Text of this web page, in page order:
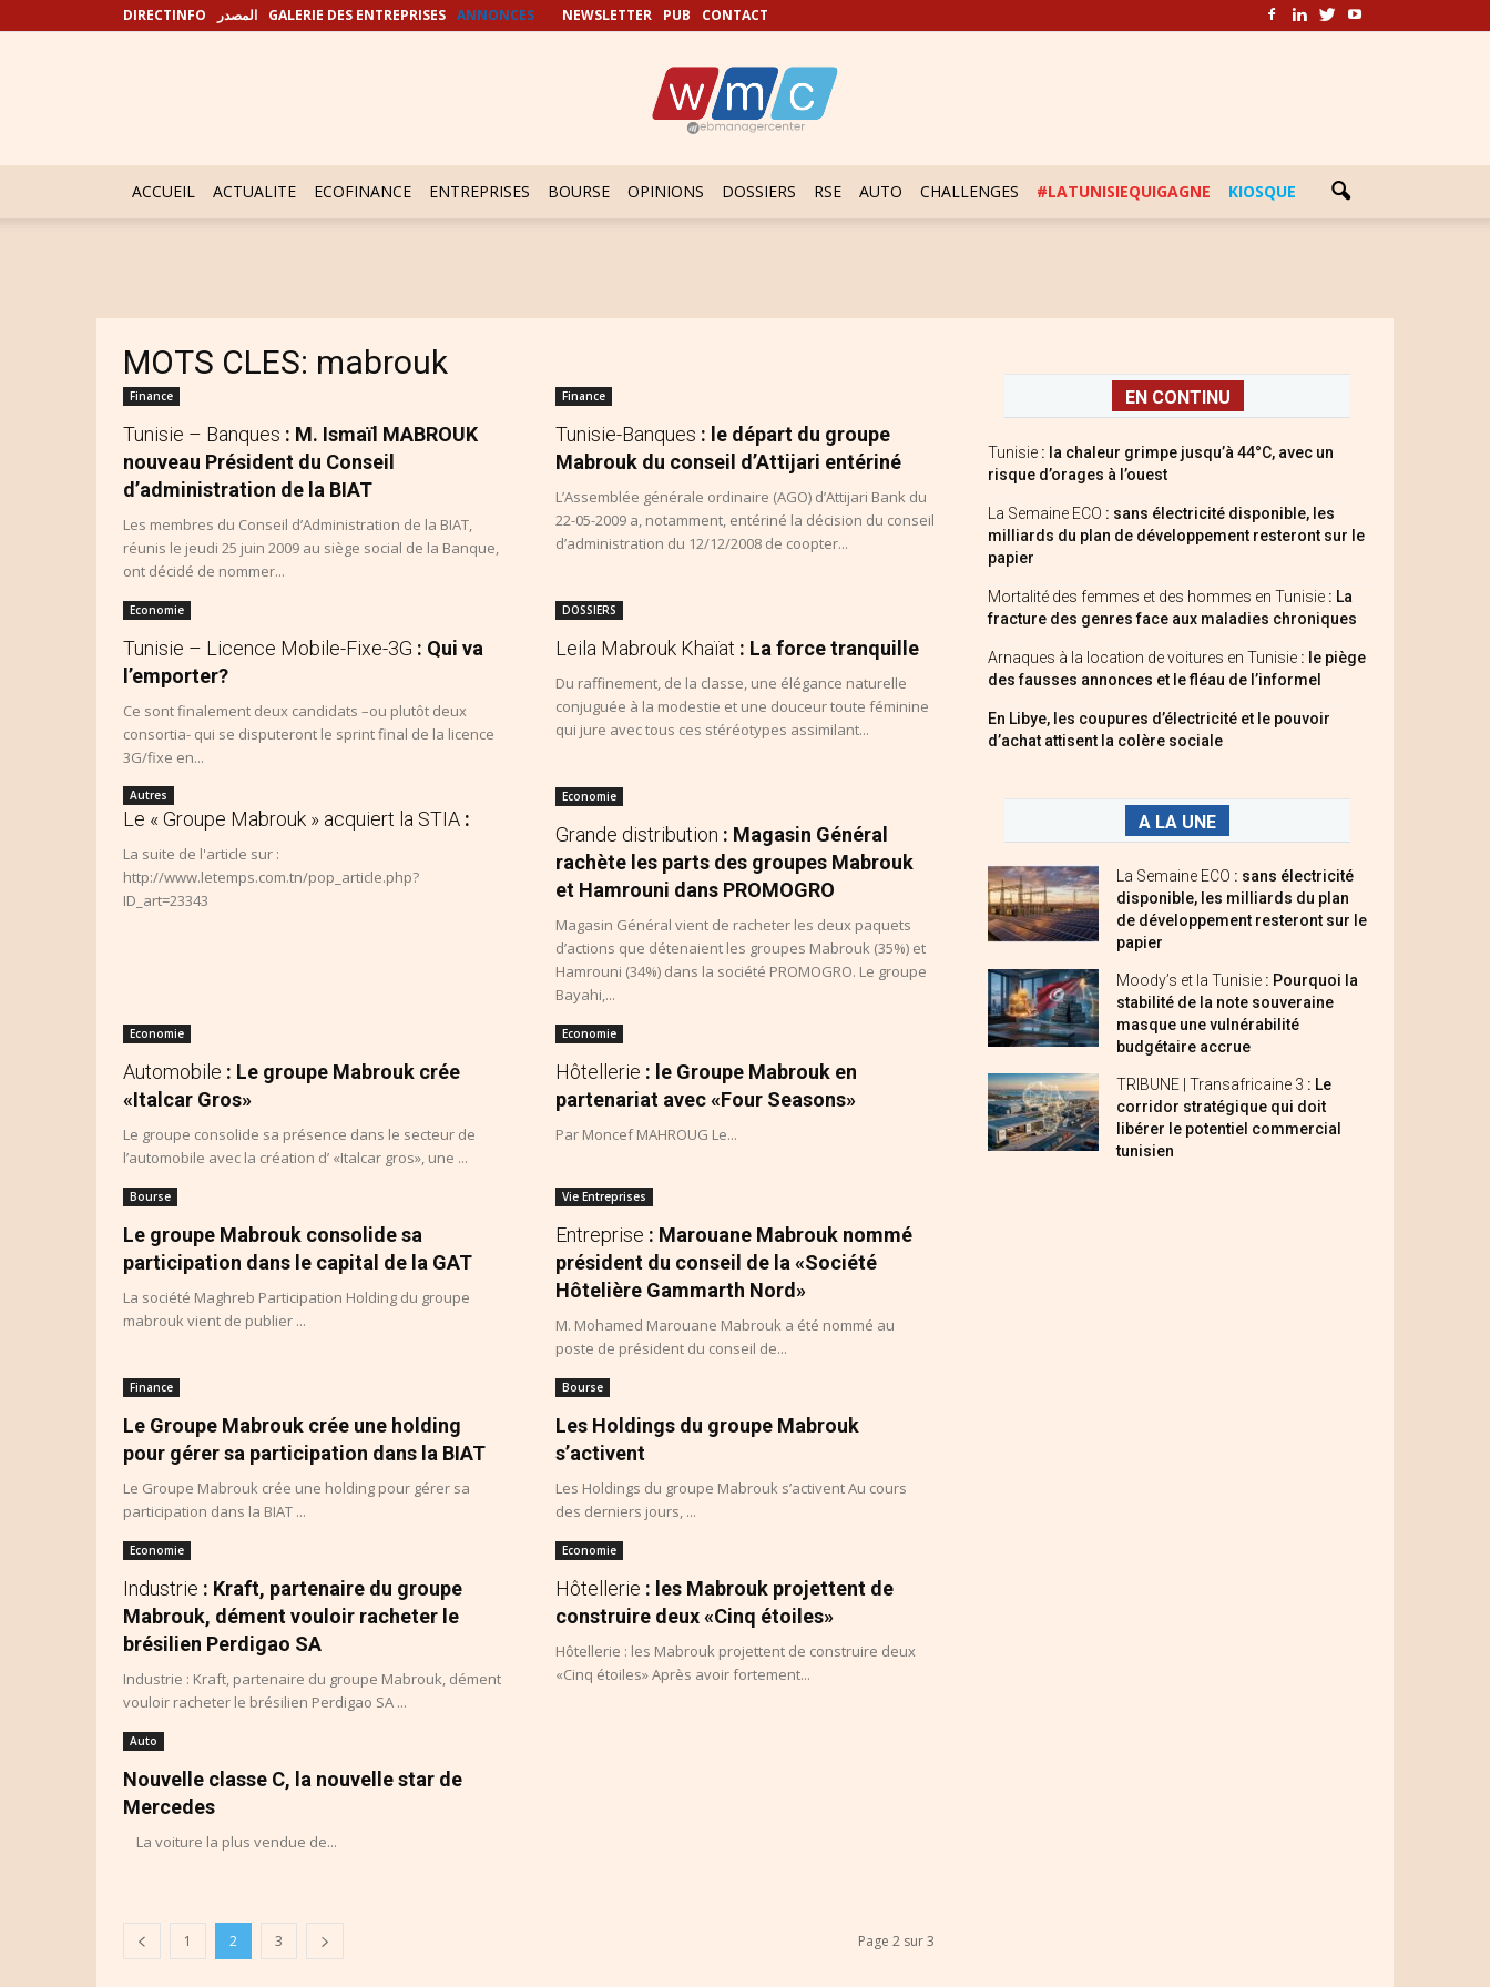
DIRECTINFO المصدر GALERIE DES ENTREPRISES ANNONCES NEWSLETTER PUB CONTACT
ACCUEIL ACTUALITE ECOFINANCE ENTREPRISES BOURSE OPINIONS DOSSIERS RSE AUTO CHALLENGES #LATUNISIEQUIGAGNE KIOSQUE
MOTS CLES: mabrouk
Finance
Tunisie – Banques : M. Ismaïl MABROUK
nouveau Président du Conseil
d’administration de la BIAT
Les membres du Conseil d’Administration de la BIAT,
réunis le jeudi 25 juin 2009 au siège social de la Banque,
ont décidé de nommer...
Finance
Tunisie-Banques : le départ du groupe
Mabrouk du conseil d’Attijari entériné
L’Assemblée générale ordinaire (AGO) d’Attijari Bank du
22-05-2009 a, notamment, entériné la décision du conseil
d’administration du 12/12/2008 de coopter...
Economie
Tunisie – Licence Mobile-Fixe-3G : Qui va
l’emporter?
Ce sont finalement deux candidats –ou plutôt deux
consortia- qui se disputeront le sprint final de la licence
3G/fixe en...
DOSSIERS
Leila Mabrouk Khaïat : La force tranquille
Du raffinement, de la classe, une élégance naturelle
conjuguée à la modestie et une douceur toute féminine
qui jure avec tous ces stéréotypes assimilant...
Autres
Le « Groupe Mabrouk » acquiert la STIA :
La suite de l'article sur :
http://www.letemps.com.tn/pop_article.php?
ID_art=23343
Economie
Grande distribution : Magasin Général
rachète les parts des groupes Mabrouk
et Hamrouni dans PROMOGRO
Magasin Général vient de racheter les deux paquets
d’actions que détenaient les groupes Mabrouk (35%) et
Hamrouni (34%) dans la société PROMOGRO. Le groupe
Bayahi,...
Economie
Automobile : Le groupe Mabrouk crée
«Italcar Gros»
Le groupe consolide sa présence dans le secteur de
l’automobile avec la création d’ «Italcar gros», une ...
Economie
Hôtellerie : le Groupe Mabrouk en
partenariat avec «Four Seasons»
Par Moncef MAHROUG Le...
Bourse
Le groupe Mabrouk consolide sa
participation dans le capital de la GAT
La société Maghreb Participation Holding du groupe
mabrouk vient de publier ...
Vie Entreprises
Entreprise : Marouane Mabrouk nommé
président du conseil de la «Société
Hôtelière Gammarth Nord»
M. Mohamed Marouane Mabrouk a été nommé au
poste de président du conseil de...
Finance
Le Groupe Mabrouk crée une holding
pour gérer sa participation dans la BIAT
Le Groupe Mabrouk crée une holding pour gérer sa
participation dans la BIAT ...
Bourse
Les Holdings du groupe Mabrouk
s’activent
Les Holdings du groupe Mabrouk s’activent Au cours
des derniers jours, ...
Economie
Industrie : Kraft, partenaire du groupe
Mabrouk, dément vouloir racheter le
brésilien Perdigao SA
Industrie : Kraft, partenaire du groupe Mabrouk, dément
vouloir racheter le brésilien Perdigao SA ...
Economie
Hôtellerie : les Mabrouk projettent de
construire deux «Cinq étoiles»
Hôtellerie : les Mabrouk projettent de construire deux
«Cinq étoiles» Après avoir fortement...
Auto
Nouvelle classe C, la nouvelle star de
Mercedes
La voiture la plus vendue de...
1 2 3 Page 2 sur 3
EN CONTINU
Tunisie : la chaleur grimpe jusqu’à 44°C, avec un
risque d’orages à l’ouest
La Semaine ECO : sans électricité disponible, les
milliards du plan de développement resteront sur le
papier
Mortalité des femmes et des hommes en Tunisie : La
fracture des genres face aux maladies chroniques
Arnaques à la location de voitures en Tunisie : le piège
des fausses annonces et le fléau de l’informel
En Libye, les coupures d’électricité et le pouvoir
d’achat attisent la colère sociale
A LA UNE
La Semaine ECO : sans électricité
disponible, les milliards du plan
de développement resteront sur le
papier
Moody’s et la Tunisie : Pourquoi la
stabilité de la note souveraine
masque une vulnérabilité
budgétaire accrue
TRIBUNE | Transafricaine 3 : Le
corridor stratégique qui doit
libérer le potentiel commercial
tunisien